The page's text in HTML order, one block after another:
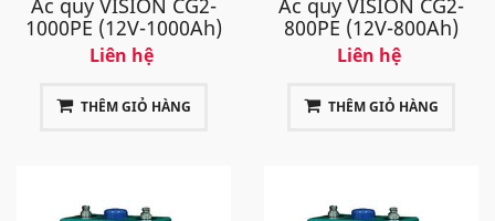
1000PE (12V-1000Ah)
Liên hệ
THÊM GIỎ HÀNG
800PE (12V-800Ah)
Liên hệ
THÊM GIỎ HÀNG